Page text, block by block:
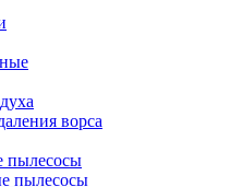
ворса
пылесосы
пылесосы